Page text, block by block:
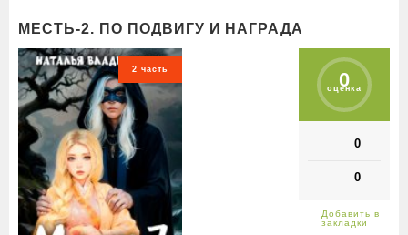
МЕСТЬ-2. ПО ПОДВИГУ И НАГРАДА
2 часть 0
оценка
0
0